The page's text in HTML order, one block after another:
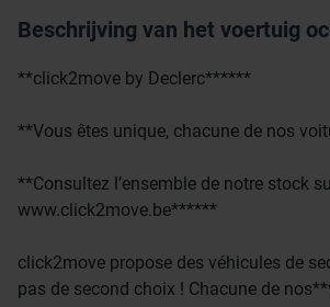
Beschrijving van het voertuig
**click2move by Declerc******
**Vous êtes unique, chacune de nos
**Consultez l’ensemble de notre stock
www.click2move.be******
click2move propose des véhicules de
pas de second choix ! Chacune de